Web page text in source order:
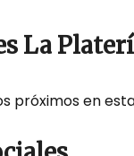
La
próximos en